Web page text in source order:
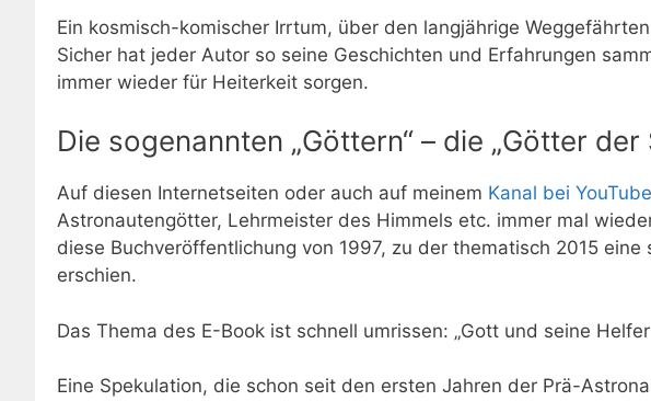
Ein kosmisch-komischer Irrtum, über den langjährige
Sicher hat jeder Autor so seine Geschichten und Erfahrungen
immer wieder für Heiterkeit sorgen.
Die sogenannten „Göttern“ – die „Götter der
Auf diesen Internetseiten oder auch auf meinem Kanal bei YouTube
Astronautengötter, Lehrmeister des Himmels etc. immer mal
diese Buchveröffentlichung von 1997, zu der thematisch 2015 eine
erschien.
Das Thema des E-Book ist schnell umrissen: „Gott und seine
Eine Spekulation, die schon seit den ersten Jahren der Prä-